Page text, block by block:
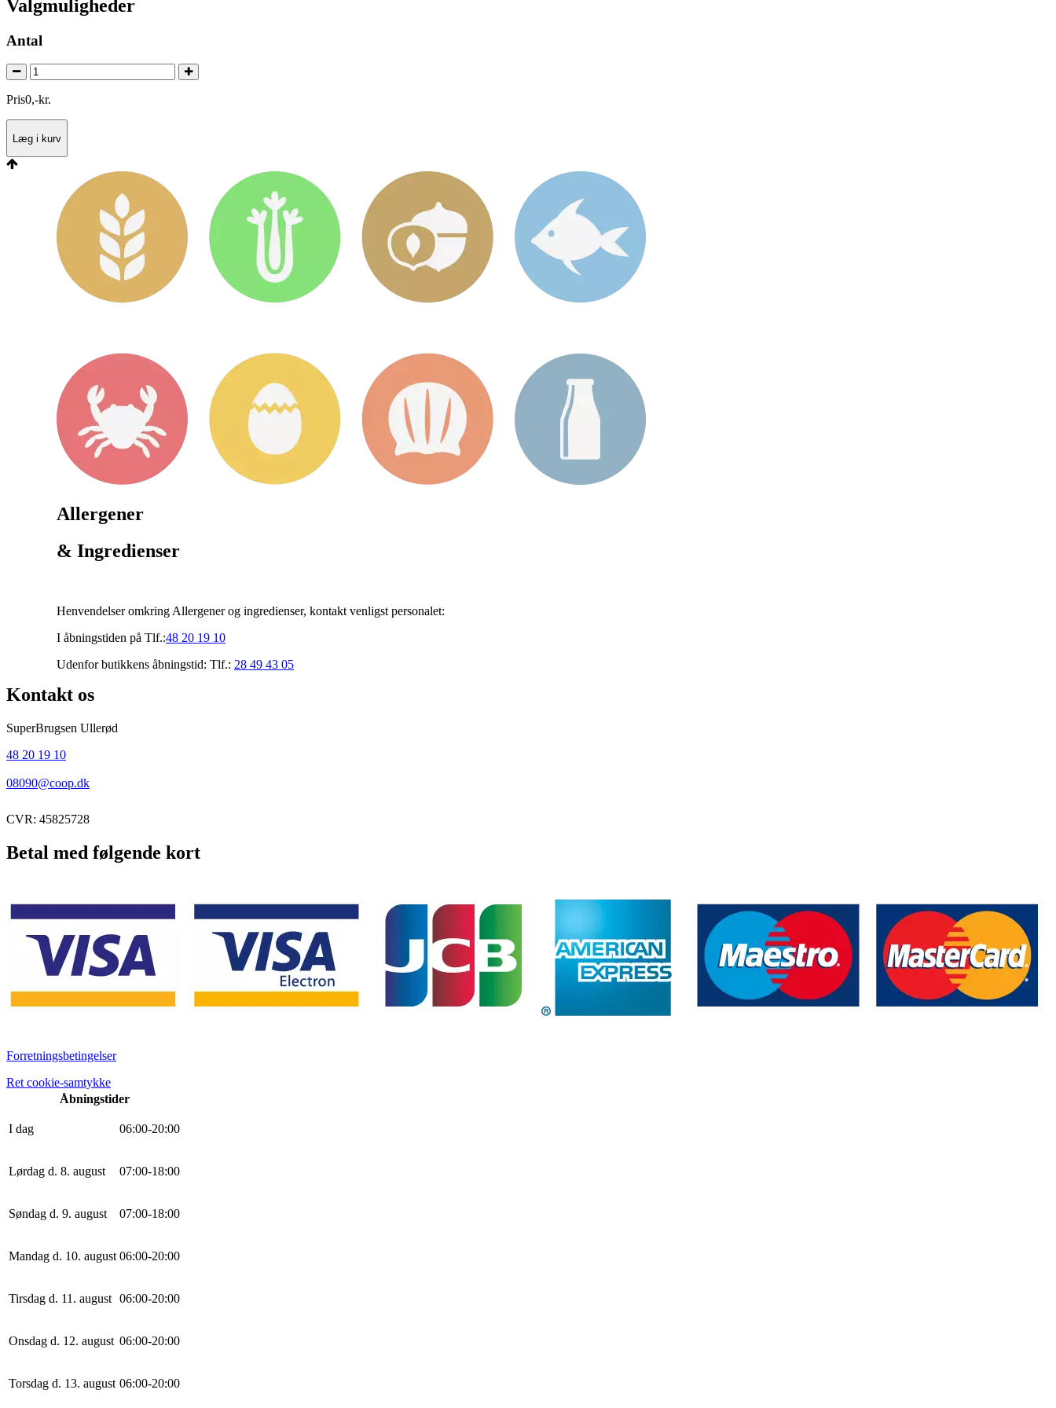
Valgmuligheder
Antal
Pris0,-kr.
Læg i kurv
Allergener
& Ingredienser
Henvendelser omkring Allergener og ingredienser, kontakt venligst personalet:
I åbningstiden på Tlf.:48 20 19 10
Udenfor butikkens åbningstid: Tlf.: 28 49 43 05
Kontakt os
SuperBrugsen Ullerød
48 20 19 10
08090@coop.dk
CVR: 45825728
Betal med følgende kort
Forretningsbetingelser
Ret cookie-samtykke
Åbningstider
I dag 06:00-20:00
Lørdag d. 8. august 07:00-18:00
Søndag d. 9. august 07:00-18:00
Mandag d. 10. august 06:00-20:00
Tirsdag d. 11. august 06:00-20:00
Onsdag d. 12. august 06:00-20:00
Torsdag d. 13. august 06:00-20:00